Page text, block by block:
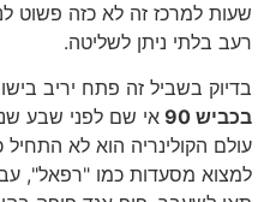
שעות למרכז זה לא כזה פשוט
רעב בלתי ניתן לשליטה.
בדיוק בשביל זה פתח יריב
בכביש 90
אי שם לפני שבע
עולם הקולינריה הוא לא
למצוא מסעדות כמו "רפאל",